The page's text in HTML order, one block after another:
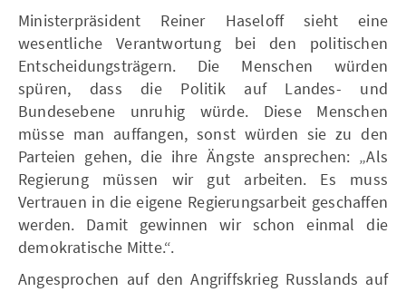
Ministerpräsident Reiner Haseloff sieht eine
wesentliche Verantwortung bei den politischen
Entscheidungsträgern. Die Menschen würden
spüren, dass die Politik auf Landes- und
Bundesebene unruhig würde. Diese Menschen
müsse man auffangen, sonst würden sie zu den
Parteien gehen, die ihre Ängste ansprechen: „Als
Regierung müssen wir gut arbeiten. Es muss
Vertrauen in die eigene Regierungsarbeit geschaffen
werden. Damit gewinnen wir schon einmal die
demokratische Mitte.“.
Angesprochen auf den Angriffskrieg Russlands auf